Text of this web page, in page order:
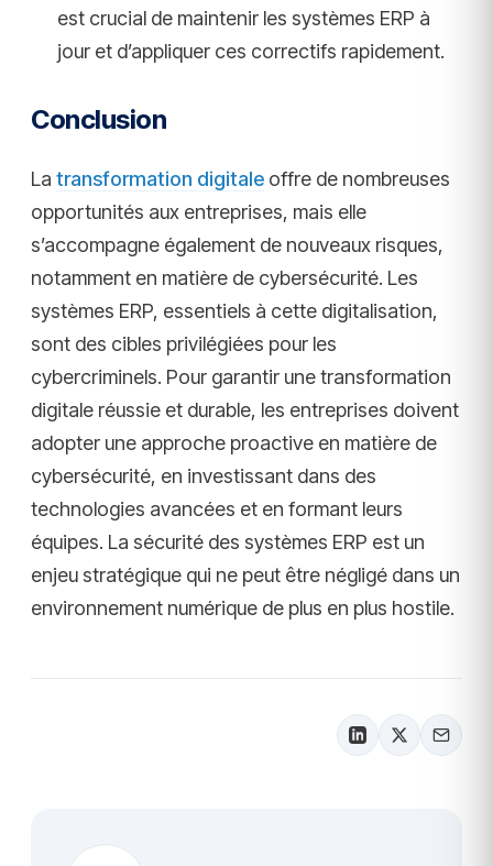
est crucial de maintenir les systèmes ERP à
jour et d’appliquer ces correctifs rapidement.
Conclusion
La transformation digitale offre de nombreuses
opportunités aux entreprises, mais elle
s’accompagne également de nouveaux risques,
notamment en matière de cybersécurité. Les
systèmes ERP, essentiels à cette digitalisation,
sont des cibles privilégiées pour les
cybercriminels. Pour garantir une transformation
digitale réussie et durable, les entreprises doivent
adopter une approche proactive en matière de
cybersécurité, en investissant dans des
technologies avancées et en formant leurs
équipes. La sécurité des systèmes ERP est un
enjeu stratégique qui ne peut être négligé dans un
environnement numérique de plus en plus hostile.